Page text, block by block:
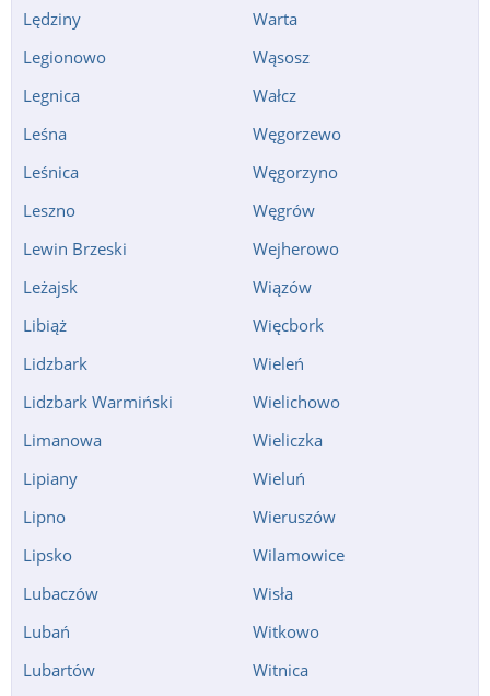
Lędziny
Legionowo
Legnica
Leśna
Leśnica
Leszno
Lewin Brzeski
Leżajsk
Libiąż
Lidzbark
Lidzbark Warmiński
Limanowa
Lipiany
Lipno
Lipsko
Lubaczów
Lubań
Lubartów
Warta
Wąsosz
Wałcz
Węgorzewo
Węgorzyno
Węgrów
Wejherowo
Wiązów
Więcbork
Wieleń
Wielichowo
Wieliczka
Wieluń
Wieruszów
Wilamowice
Wisła
Witkowo
Witnica